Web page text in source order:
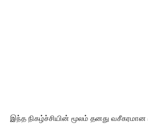
இந்த நிகழ்ச்சியின் மூலம் தனது வசீகரமான